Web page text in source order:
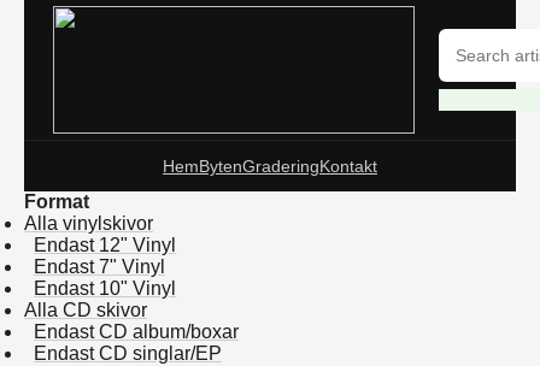
HemBytenGraderingKontakt
Format
Alla vinylskivor
Endast 12" Vinyl
Endast 7" Vinyl
Endast 10" Vinyl
Alla CD skivor
Endast CD album/boxar
Endast CD singlar/EP